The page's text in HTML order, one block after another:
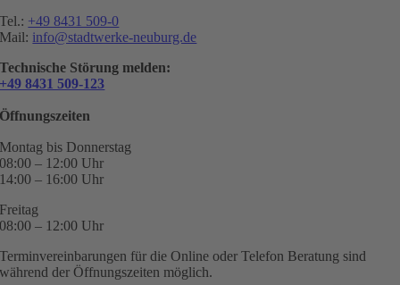
Tel.: +49 8431 509-0
Mail: info@stadtwerke-neuburg.de
Technische Störung melden:
+49 8431 509-123
Öffnungszeiten
Montag bis Donnerstag
08:00 – 12:00 Uhr
14:00 – 16:00 Uhr
Freitag
08:00 – 12:00 Uhr
Terminvereinbarungen für die Online oder Telefon Beratung sind
während der Öffnungszeiten möglich.